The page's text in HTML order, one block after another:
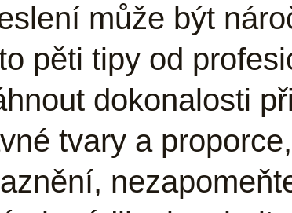
může být
pěti tipy od
dokonalosti
tvary a